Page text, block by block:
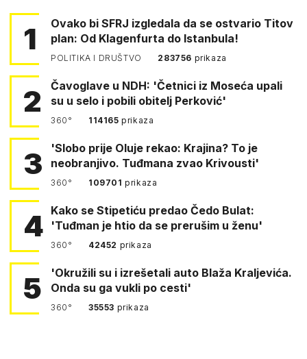
1
Ovako bi SFRJ izgledala da se ostvario Titov
plan: Od Klagenfurta do Istanbula!
POLITIKA I DRUŠTVO 283756 prikaza
2
Čavoglave u NDH: 'Četnici iz Moseća upali
su u selo i pobili obitelj Perković'
360° 114165prikaza
3
'Slobo prije Oluje rekao: Krajina? To je
neobranjivo. Tuđmana zvao Krivousti'
360° 109701prikaza
4 Kako se Stipetiću predao Čedo Bulat:
'Tuđman je htio da se prerušim u ženu'
360° 42452 prikaza
5
'Okružili su i izrešetali auto Blaža Kraljevića.
Onda su ga vukli po cesti'
360° 35553 prikaza